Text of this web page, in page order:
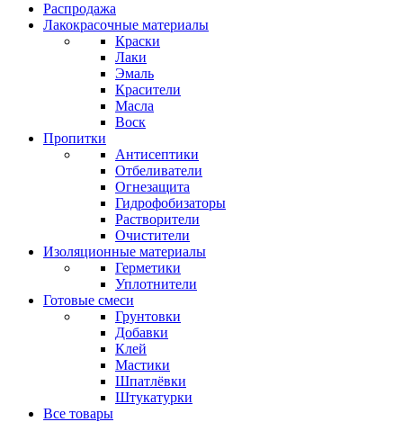
Распродажа
Лакокрасочные материалы
Краски
Лаки
Эмаль
Красители
Масла
Воск
Пропитки
Антисептики
Отбеливатели
Огнезащита
Гидрофобизаторы
Растворители
Очистители
Изоляционные материалы
Герметики
Уплотнители
Готовые смеси
Грунтовки
Добавки
Клей
Мастики
Шпатлёвки
Штукатурки
Все товары